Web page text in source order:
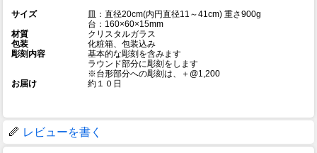
サイズ
皿：直径20cm(内円直径11～41cm) 重さ900g
台：160×60×15mm
材質
クリスタルガラス
包装
化粧箱、包装込み
彫刻内容
基本的な彫刻を含みます
ラウンド部分に彫刻をします
※台形部分への彫刻は、＋@1,200
お届け
約１０日
レビューを書く